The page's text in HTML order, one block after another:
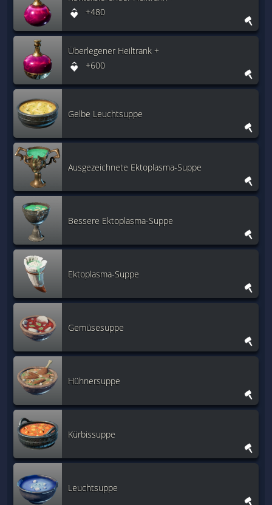
+480
Überlegener Heiltrank +
+600
Gelbe Leuchtsuppe
Ausgezeichnete Ektoplasma-Suppe
Bessere Ektoplasma-Suppe
Ektoplasma-Suppe
Gemüsesuppe
Hühnersuppe
Kürbissuppe
Leuchtsuppe